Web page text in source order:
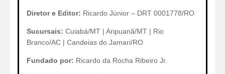
Diretor e Editor: Ricardo Júnior – DRT 0001778/RO
Sucursais: Cuiabá/MT | Aripuanã/MT | Rio
Branco/AC | Candeias do Jamari/RO
Fundado por: Ricardo da Rocha Ribeiro Jr.